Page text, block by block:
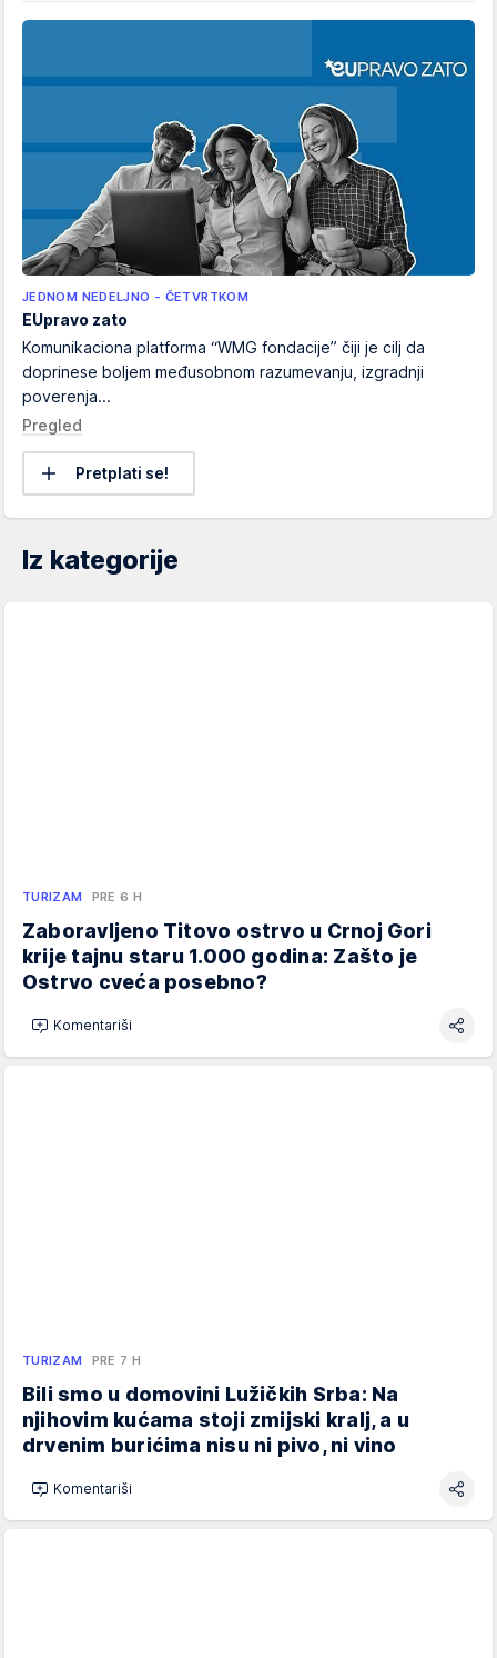
JEDNOM NEDELJNO - ČETVRTKOM
EUpravo zato
Komunikaciona platforma “WMG fondacije” čiji je cilj da
doprinese boljem međusobnom razumevanju, izgradnji
poverenja...
Pregled
Pretplati se!
Iz kategorije
TURIZAM PRE 6 H
Zaboravljeno Titovo ostrvo u Crnoj Gori
krije tajnu staru 1.000 godina: Zašto je
Ostrvo cveća posebno?
Komentariši
TURIZAM PRE 7 H
Bili smo u domovini Lužičkih Srba: Na
njihovim kućama stoji zmijski kralj, a u
drvenim burićima nisu ni pivo, ni vino
Komentariši